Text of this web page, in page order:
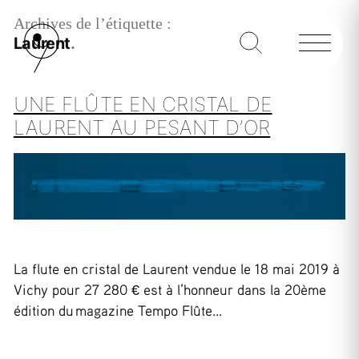
Archives de l’étiquette :
Laurent
UNE FLÛTE EN CRISTAL DE
LAURENT AU PESANT D’OR
La flute en cristal de Laurent vendue le 18 mai 2019 à
Vichy pour 27 280 € est à l’honneur dans la 20ème
édition du magazine Tempo Flûte…